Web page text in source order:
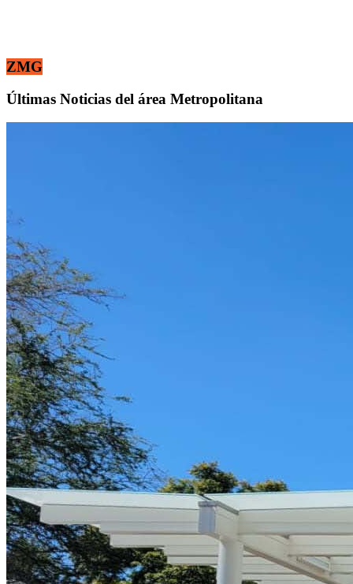
ZMG
Últimas Noticias del área Metropolitana